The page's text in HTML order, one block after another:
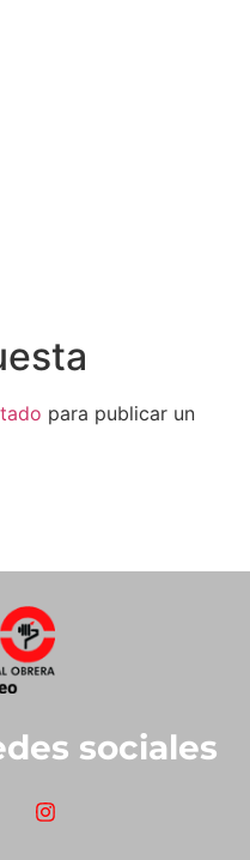
para publicar un
sociales